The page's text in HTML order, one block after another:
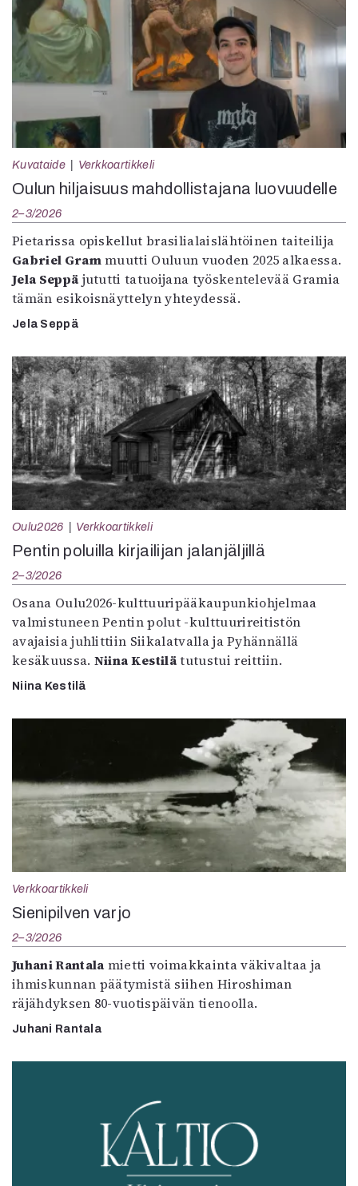
Kuvataide Verkkoartikkeli
Oulun hiljaisuus mahdollistajana luovuudelle
2–3/2026
Pietarissa opiskellut brasilialaislähtöinen taiteilija
Gabriel Grammuutti Ouluun vuoden 2025 alkaessa.
Jela Seppä jututti tatuoijana työskentelevää Gramia
tämän esikoisnäyttelyn yhteydessä.
Jela Seppä
Oulu2026 Verkkoartikkeli
Pentin poluilla kirjailijan jalanjäljillä
2–3/2026
Osana Oulu2026-kulttuuripääkaupunkiohjelmaa
valmistuneen Pentin polut -kulttuurireitistön
avajaisia juhlittiin Siikalatvalla ja Pyhännällä
kesäkuussa. Niina Kestilätutustui reittiin.
Niina Kestilä
Verkkoartikkeli
Sienipilven varjo
2–3/2026
Juhani Rantala mietti voimakkainta väkivaltaa ja
ihmiskunnan päätymistä siihen Hiroshiman
räjähdyksen 80-vuotispäivän tienoolla.
Juhani Rantala